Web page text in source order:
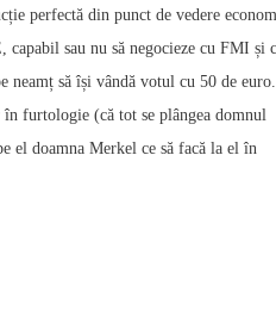
perfectă din punct de vedere
sau nu să negocieze cu FMI și
neamț să își vândă votul cu 50 de euro.
în furtologie (că tot se plângea domnul
el doamna Merkel ce să facă la el în